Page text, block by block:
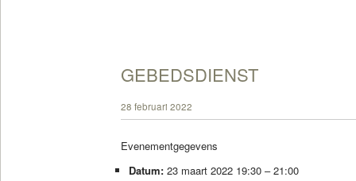
GEBEDSDIENST
28 februari 2022
Evenementgegevens
Datum: 23 maart 2022 19:30–21:00